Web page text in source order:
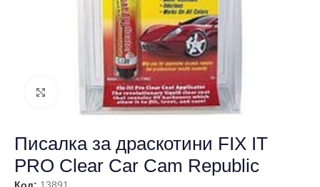
Щракнете за уголемяване
Писалка за драскотини FIX IT
PRO Clear Car Cam Republic